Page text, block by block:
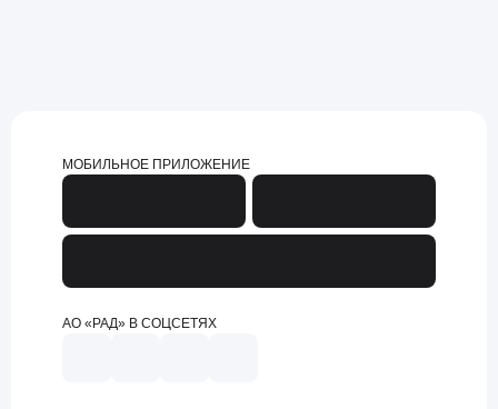
МОБИЛЬНОЕ ПРИЛОЖЕНИЕ
АО «РАД» В СОЦСЕТЯХ